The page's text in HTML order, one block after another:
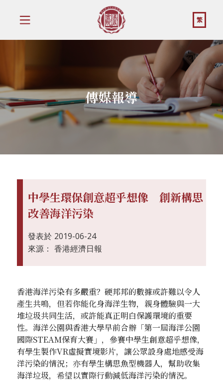
繁
傳媒報導
中學生環保創意超乎想像 創新構思
改善海洋污染
發表於 2019-06-24
來源： 香港經濟日報
香港海洋污染有多嚴重？硬邦邦的數據或許難以令人
產生共嗚，但若你能化身海洋生物，親身體驗與一大
堆垃圾共同生活，或許能真正明白保護環境的重要
性。海洋公園與香港大學早前合辦「第一屆海洋公園
國際STEAM保育大賽」，參賽中學生創意超乎想像，
有學生製作VR虛擬實境影片，讓公眾設身處地感受海
洋污染的情況；亦有學生構思魚型機器人，幫助收集
海洋垃圾，希望以實際行動減低海洋污染的情況。